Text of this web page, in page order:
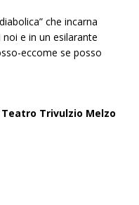
che incarna
e in un esilarante
eccome se posso
Teatro Trivulzio Melzo